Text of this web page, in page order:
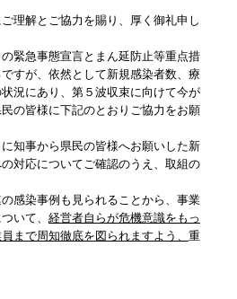
理解とご協力を賜り、厚く御礼申し
緊急事態宣言とまん延防止等重点措
すが、依然として新規感染者数、療
況にあり、第５波収束に向けて今が
の皆様に下記のとおりご協力をお願
知事から県民の皆様へお願いした新
対応についてご確認のうえ、取組の
感染事例も見られることから、事業
いて、 経営者自らが危機意識をもっ
まで周知徹底を図られますよう、 重